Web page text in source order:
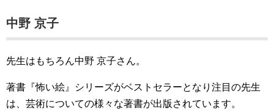
中野 京子
先生はもちろん中野 京子さん。
著書『怖い絵』シリーズがベストセラーとなり注目の先生
は、芸術についての様々な著書が出版されています。